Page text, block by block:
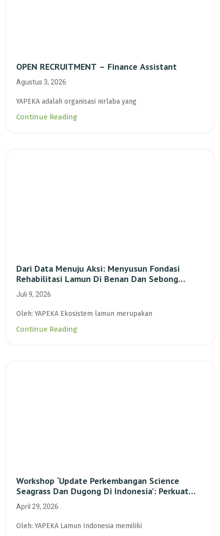
OPEN RECRUITMENT – Finance Assistant
Agustus 3, 2026
YAPEKA adalah organisasi nirlaba yang
Continue Reading
Dari Data Menuju Aksi: Menyusun Fondasi
Rehabilitasi Lamun Di Benan Dan Sebong
Lagoi, Kepulauan Riau
Juli 9, 2026
Oleh: YAPEKA Ekosistem lamun merupakan
Continue Reading
Workshop ‘Update Perkembangan Science
Seagrass Dan Dugong Di Indonesia’: Perkuat
Dasar Ilmiah Dan Kolaborasi Konservasi
April 29, 2026
Oleh: YAPEKA Lamun Indonesia memiliki